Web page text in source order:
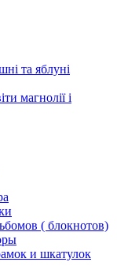
та яблуні
магнолії і
( блокнотов)
и шкатулок